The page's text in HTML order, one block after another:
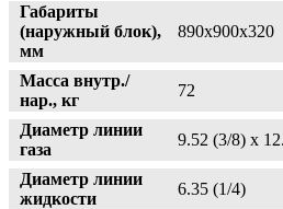
Габариты
(наружный блок),
мм
890x900x320
Масса внутр./
нар., кг
72
Диаметр линии
газа
9.52 (3/8) x
Диаметр линии
жидкости
6.35 (1/4)